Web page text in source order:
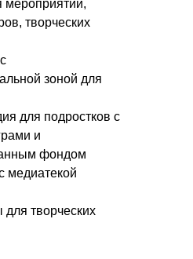
мероприятий,
творческих
зоной для
для подростков с
и
фондом
медиатекой
творческих